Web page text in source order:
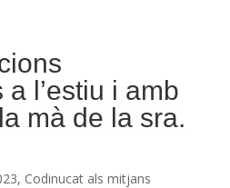
l’estiu i amb
mà de la sra.
, Codinucat als mitjans